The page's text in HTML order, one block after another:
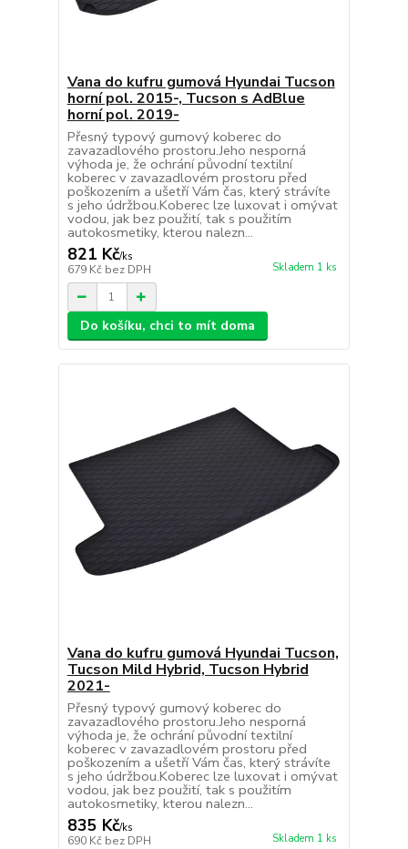
Vana do kufru gumová Hyundai Tucson
horní pol. 2015-, Tucson s AdBlue
horní pol. 2019-
Přesný typový gumový koberec do
zavazadlového prostoru.Jeho nesporná
výhoda je, že ochrání původní textilní
koberec v zavazadlovém prostoru před
poškozením a ušetří Vám čas, který strávíte
s jeho údržbou.Koberec lze luxovat i omývat
vodou, jak bez použití, tak s použitím
autokosmetiky, kterou nalezn...
821 Kč/ks
679 Kč bez DPH Skladem 1 ks
Do košíku, chci to mít doma
Vana do kufru gumová Hyundai Tucson,
Tucson Mild Hybrid, Tucson Hybrid
2021-
Přesný typový gumový koberec do
zavazadlového prostoru.Jeho nesporná
výhoda je, že ochrání původní textilní
koberec v zavazadlovém prostoru před
poškozením a ušetří Vám čas, který strávíte
s jeho údržbou.Koberec lze luxovat i omývat
vodou, jak bez použití, tak s použitím
autokosmetiky, kterou nalezn...
835 Kč/ks
690 Kč bez DPH Skladem 1 ks